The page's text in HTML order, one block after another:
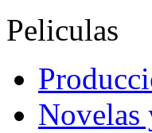
Peliculas
Novelas